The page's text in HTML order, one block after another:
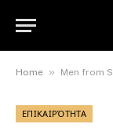
Home » Men from Sale
ΕΠΙΚΑΙΡΌΤΗΤΑ